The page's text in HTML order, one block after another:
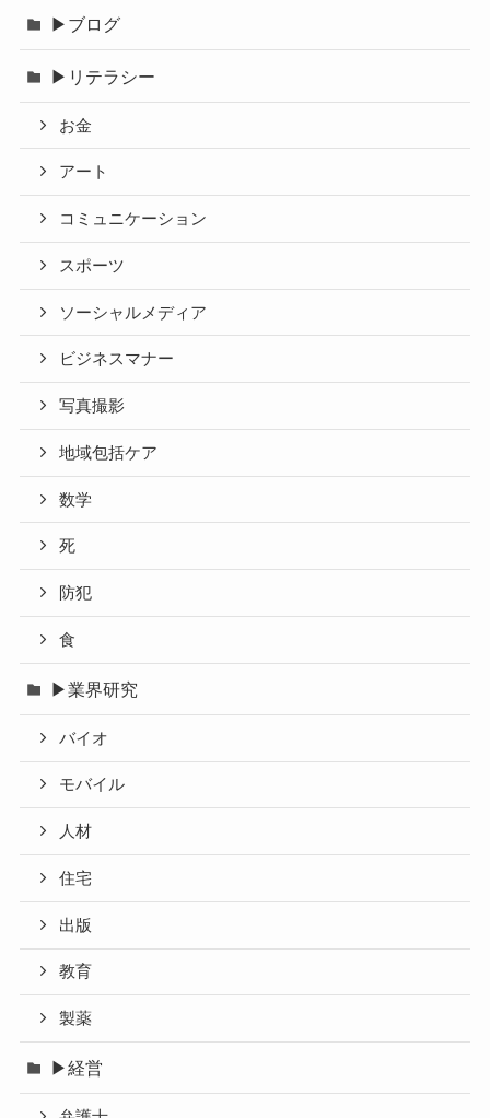
▶ブログ
▶リテラシー
お金
アート
コミュニケーション
スポーツ
ソーシャルメディア
ビジネスマナー
写真撮影
地域包括ケア
数学
死
防犯
食
▶業界研究
バイオ
モバイル
人材
住宅
出版
教育
製薬
▶経営